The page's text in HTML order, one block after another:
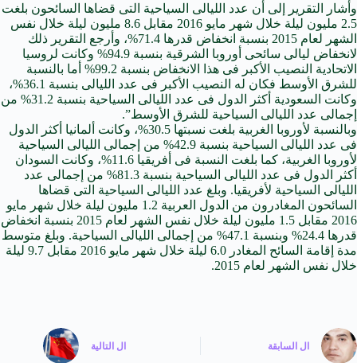
وأشار التقرير إلى أن عدد الليالى السياحية التى قضاها السائحون بلغت
2.5 مليون ليلة خلال شهر مايو 2016 مقابل 8.6 مليون ليلة خلال نفس
الشهر لعام 2015 بنسبة انخفاض قدرها 71.4%، وأرجع التقرير ذلك
لانخفاض ليالى سائحى أوروبا الشرقية بنسبة 94.9% وكانت لروسيا
الاتحادية النصيب الأكبر فى هذا الانخفاض بنسبة 99.2% أما بالنسبة
للشرق الأوسط فكان له النصيب الأكبر فى عدد الليالى بنسبة 36.1%،
وكانت السعودية أكثر الدول فى عدد الليالى السياحية بنسبة 31.2% من
إجمالى عدد الليالى السياحية للشرق الأوسط”.
وبالنسبة لأوروبا الغربية بلغت نسبتها 30.5%، وكانت ألمانيا أكثر الدول
فى عدد الليالى السياحية بنسبة 42.9% من إجمالى الليالى السياحية
لأوروبا الغربية، كما بلغت النسبة فى أفريقيا 11.6%، وكانت السودان
أكثر الدول فى عدد الليالى السياحية بنسبة 81.3% من إجمالى عدد
الليالى السياحية لأفريقيا. وبلغ عدد الليالى السياحية التى قضاها
السائحون المغادرون من الدول العربية 1.2 مليون ليلة خلال شهر مايو
2016 مقابل 1.5 مليون ليلة خلال نفس الشهر لعام 2015 بنسبة انخفاض
قدرها 24.4% وبنسبة 47.1% من إجمالى الليالى السياحية. وبلغ متوسط
مدة إقامة السائح المغادر 6.0 ليلة خلال شهر مايو 2016 مقابل 9.7 ليلة
خلال نفس الشهر لعام 2015.
ال السابقة ال التالية